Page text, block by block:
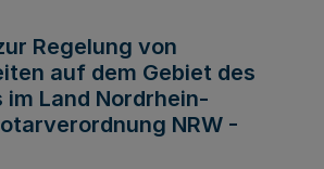
Regelung von
auf dem Gebiet des
Land Nordrhein-
NRW -